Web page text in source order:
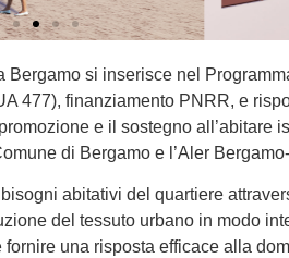
Bergamo si inserisce nel
477), finanziamento PNRR, e
e il sostegno all’abitare
di Bergamo e l’Aler
abitativi del quartiere
del tessuto urbano in modo
una risposta efficace alla